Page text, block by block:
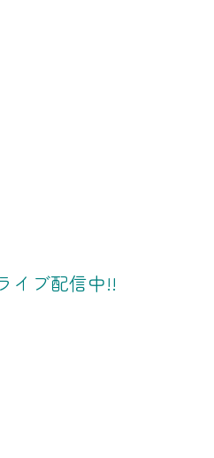
イブ配信中!!